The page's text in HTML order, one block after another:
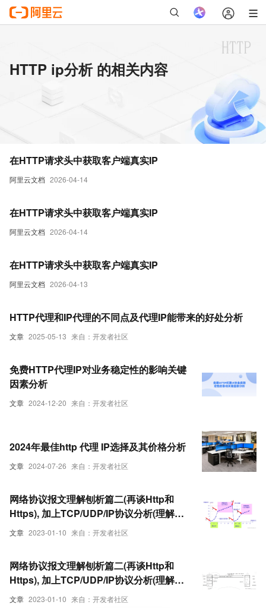
HTTP ip分析 的相关内容
阿里云文档 2026-04-14
在HTTP请求头中获取客户端真实IP
阿里云文档 2026-04-14
在HTTP请求头中获取客户端真实IP
阿里云文档 2026-04-13
在HTTP请求头中获取客户端真实IP
文章 2025-05-13 来自：开发者社区
HTTP代理和IP代理的不同点及代理IP能带来的好处分析
文章 2024-12-20 来自：开发者社区
免费HTTP代理IP对业务稳定性的影响关键
因素分析
文章 2024-07-26 来自：开发者社区
2024年最佳http 代理 IP选择及其价格分析
文章 2023-01-10 来自：开发者社区
网络协议报文理解刨析篇二(再谈Http和
Https), 加上TCP/UDP/IP协议分析(理解着
学习), 面试官都惊讶你对网络的见解（2）
文章 2023-01-10 来自：开发者社区
网络协议报文理解刨析篇二(再谈Http和
Https), 加上TCP/UDP/IP协议分析(理解着
学习), 面试官都惊讶你对网络的见解（1）